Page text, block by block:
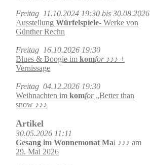
Freitag 11.10.2024 19:30 bis 30.08.2026
Ausstellung Würfelspiele- Werke von
Günther Rechn
Freitag 16.10.2026 19:30
Blues & Boogie im komfor♪♪♪ +
Vernissage
Freitag 04.12.2026 19:30
Weihnachten im komfor„Better than
snow ♪♪♪
Artikel
30.05.2026 11:11
Gesang im Wonnemonat Mai ♪♪♪ am
29. Mai 2026